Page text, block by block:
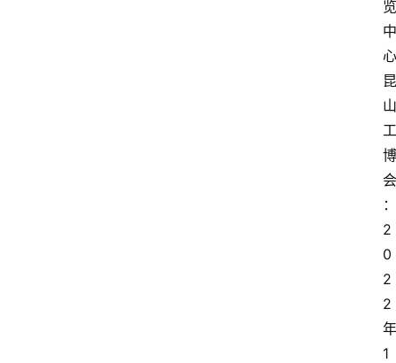
览
中
心
昆
山
工
博
会
：
2
0
2
2
年
1